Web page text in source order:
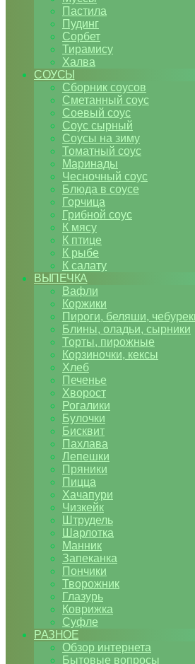
Пастила
Пудинг
Сорбет
Тирамису
Халва
СОУСЫ
Сборник соусов
Сметанный соус
Соевый соус
Соус сырный
Соусы на зиму
Томатный соус
Маринады
Чесночный соус
Блюда в соусе
Горчица
Грибной соус
К мясу
К птице
К рыбе
К салату
ВЫПЕЧКА
Вафли
Коржики
Пироги, беляши,
Блины, оладьи, сырники
Торты, пирожные
Корзиночки, кексы
Хлеб
Печенье
Хворост
Рогалики
Булочки
Бисквит
Пахлава
Лепешки
Пряники
Пицца
Хачапури
Чизкейк
Штрудель
Шарлотка
Манник
Запеканка
Пончики
Творожник
Глазурь
Коврижка
Суфле
РАЗНОЕ
Обзор интернета
Бытовые вопросы